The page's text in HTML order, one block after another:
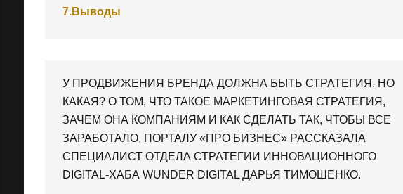
7.Выводы
У ПРОДВИЖЕНИЯ БРЕНДА ДОЛЖНА БЫТЬ СТРАТЕГИЯ. НО
КАКАЯ? О ТОМ, ЧТО ТАКОЕ МАРКЕТИНГОВАЯ СТРАТЕГИЯ,
ЗАЧЕМ ОНА КОМПАНИЯМ И КАК СДЕЛАТЬ ТАК, ЧТОБЫ ВСЕ
ЗАРАБОТАЛО, ПОРТАЛУ «ПРО БИЗНЕС» РАССКАЗАЛА
СПЕЦИАЛИСТ ОТДЕЛА СТРАТЕГИИ ИННОВАЦИОННОГО
DIGITAL-ХАБА WUNDER DIGITAL ДАРЬЯ ТИМОШЕНКО.